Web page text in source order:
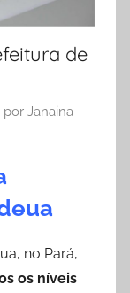
de
por Janaina
no Pará,
os níveis